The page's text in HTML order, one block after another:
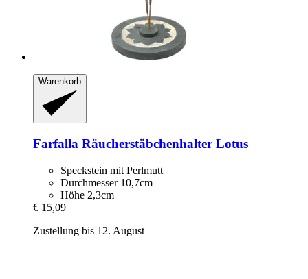
Warenkorb
Farfalla Räucherstäbchenhalter Lotus
Speckstein mit Perlmutt
Durchmesser 10,7cm
Höhe 2,3cm
€ 15,09
Zustellung bis 12. August